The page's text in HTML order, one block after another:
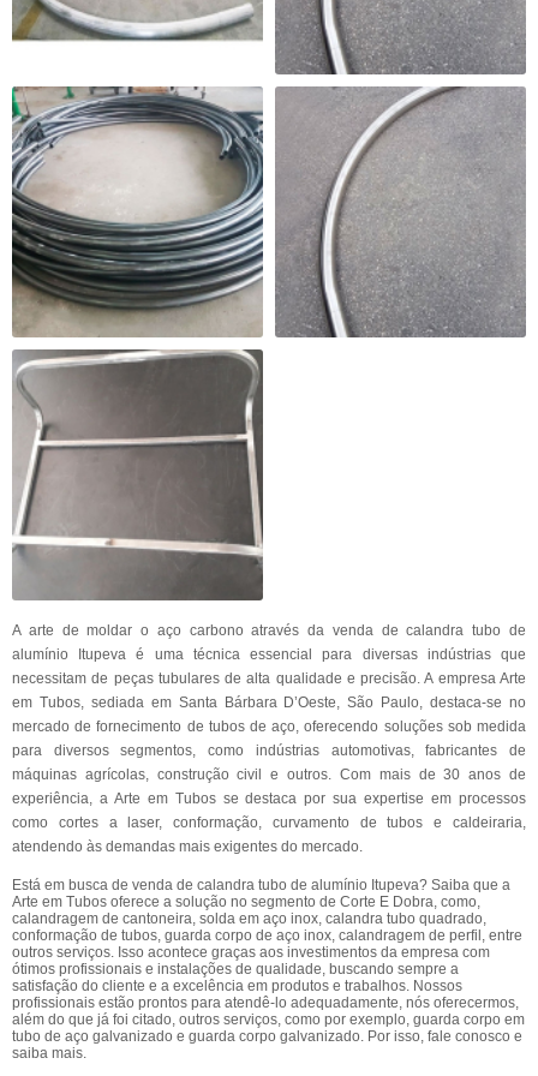
A arte de moldar o aço carbono através da venda de calandra tubo de
alumínio Itupeva é uma técnica essencial para diversas indústrias que
necessitam de peças tubulares de alta qualidade e precisão. A empresa Arte
em Tubos, sediada em Santa Bárbara D’Oeste, São Paulo, destaca-se no
mercado de fornecimento de tubos de aço, oferecendo soluções sob medida
para diversos segmentos, como indústrias automotivas, fabricantes de
máquinas agrícolas, construção civil e outros. Com mais de 30 anos de
experiência, a Arte em Tubos se destaca por sua expertise em processos
como cortes a laser, conformação, curvamento de tubos e caldeiraria,
atendendo às demandas mais exigentes do mercado.
Está em busca de venda de calandra tubo de alumínio Itupeva? Saiba que a
Arte em Tubos oferece a solução no segmento de Corte E Dobra, como,
calandragem de cantoneira, solda em aço inox, calandra tubo quadrado,
conformação de tubos, guarda corpo de aço inox, calandragem de perfil, entre
outros serviços. Isso acontece graças aos investimentos da empresa com
ótimos profissionais e instalações de qualidade, buscando sempre a
satisfação do cliente e a excelência em produtos e trabalhos. Nossos
profissionais estão prontos para atendê-lo adequadamente, nós oferecermos,
além do que já foi citado, outros serviços, como por exemplo, guarda corpo em
tubo de aço galvanizado e guarda corpo galvanizado. Por isso, fale conosco e
saiba mais.